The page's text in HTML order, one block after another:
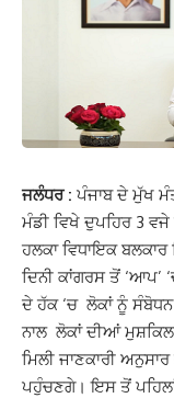
ਜਲੰਧਰ : ਪੰਜਾਬ ਦੇ ਮੁੱਖ
ਮੰਡੀ ਵਿਖੇ ਦੁਪਹਿਰ 3
ਹਲਕਾ ਵਿਧਾਇਕ
ਦਿਨੀ ਕਾਂਗਰਸ ਤੋਂ ‘ਆਪ’
ਦੇ ਹੱਕ ‘ਚ ਲੋਕਾਂ ਨੂੰ
ਨਾਲ ਲੋਕਾਂ ਦੀਆਂ
ਮਿਲੀ ਜਾਣਕਾਰੀ
ਪਹੁੰਚਣਗੇ। ਇਸ ਤੋਂ